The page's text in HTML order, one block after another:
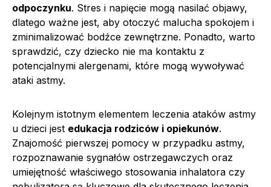
odpoczynku. Stres i napięcie mogą nasilać objawy,
dlatego ważne jest, aby otoczyć malucha spokojem i
zminimalizować bodźce zewnętrzne. Ponadto, warto
sprawdzić, czy dziecko nie ma kontaktu z
potencjalnymi alergenami, które mogą wywoływać
ataki astmy.
Kolejnym istotnym elementem leczenia ataków astmy
u dzieci jest edukacja rodziców i opiekunów.
Znajomość pierwszej pomocy w przypadku astmy,
rozpoznawanie sygnałów ostrzegawczych oraz
umiejętność właściwego stosowania inhalatora czy